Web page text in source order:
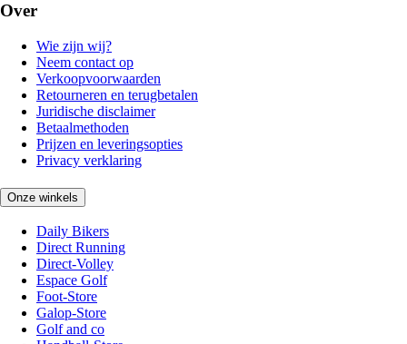
Over
Wie zijn wij?
Neem contact op
Verkoopvoorwaarden
Retourneren en terugbetalen
Juridische disclaimer
Betaalmethoden
Prijzen en leveringsopties
Privacy verklaring
Onze winkels
Daily Bikers
Direct Running
Direct-Volley
Espace Golf
Foot-Store
Galop-Store
Golf and co